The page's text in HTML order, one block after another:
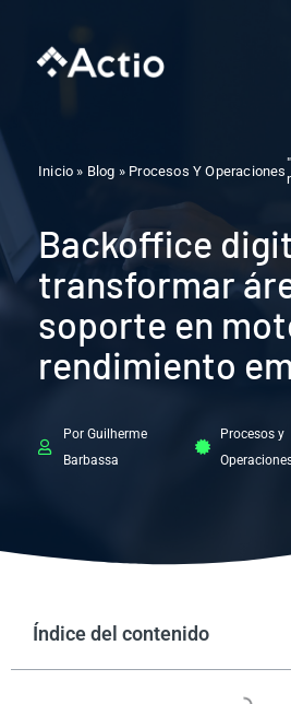
contenido
Inicio » Blog » Procesos Y Operaciones
Backoffice
transformar
soporte en
rendimiento
Por Guilherme
Barbassa
Procesos y
Índice del contenido